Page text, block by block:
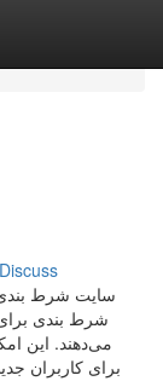
Discuss
سایت شرط
شرط بندی
می‌دهند. این
برای کاربران